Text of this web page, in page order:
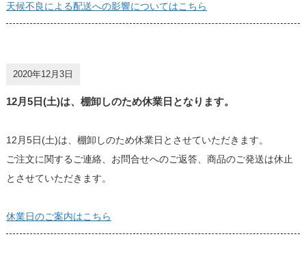
天候不良による配送への影響についてはこちら
2020年12月3日
12月5日(土)は、棚卸しのため休業日となります。
12月5日(土)は、棚卸しのため休業日とさせていただきます。
ご注文に関するご連絡、お問合せへのご返答、商品のご発送は休止
とさせていただきます。
休業日のご案内はこちら